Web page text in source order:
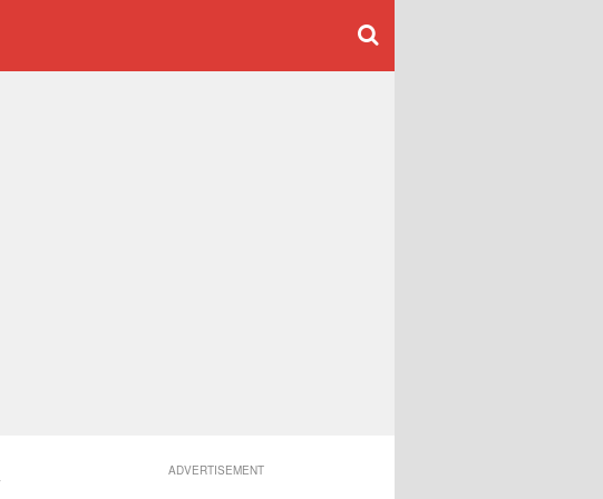
ADVERTISEMENT